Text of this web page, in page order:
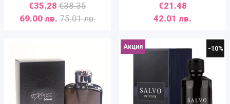
€35.28 €38.35
69.00 лв. 75.01 лв.
€21.48
42.01 лв.
-10%
Акция